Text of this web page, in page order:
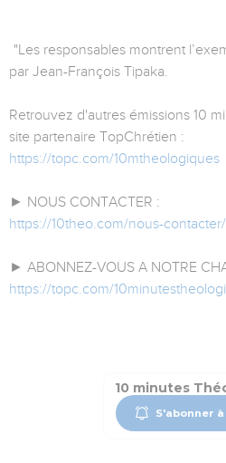
"Les responsables montrent
par Jean-François Tipaka.
Retrouvez d'autres émissions 10
site partenaire TopChrétien :
https://topc.com/10mtheologiques
► NOUS CONTACTER :
https://10theo.com/nous-contacter/
► ABONNEZ-VOUS A NOTRE
https://topc.com/
10 minutes
S'abonner